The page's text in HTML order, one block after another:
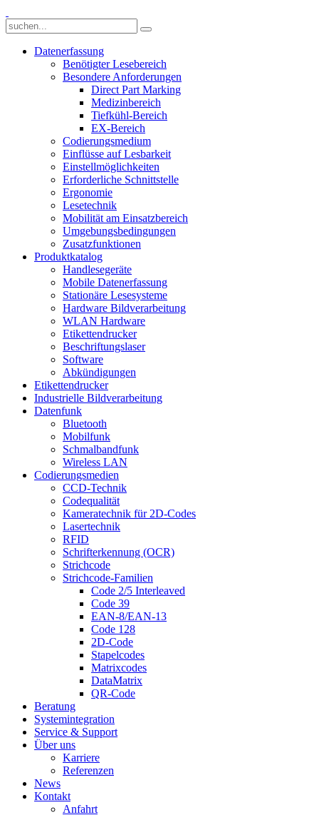
Datenerfassung
Benötigter Lesebereich
Besondere Anforderungen
Direct Part Marking
Medizinbereich
Tiefkühl-Bereich
EX-Bereich
Codierungsmedium
Einflüsse auf Lesbarkeit
Einstellmöglichkeiten
Erforderliche Schnittstelle
Ergonomie
Lesetechnik
Mobilität am Einsatzbereich
Umgebungsbedingungen
Zusatzfunktionen
Produktkatalog
Handlesegeräte
Mobile Datenerfassung
Stationäre Lesesysteme
Hardware Bildverarbeitung
WLAN Hardware
Etikettendrucker
Beschriftungslaser
Software
Abkündigungen
Etikettendrucker
Industrielle Bildverarbeitung
Datenfunk
Bluetooth
Mobilfunk
Schmalbandfunk
Wireless LAN
Codierungs­medien
CCD-Technik
Codequalität
Kameratechnik für 2D-Codes
Lasertechnik
RFID
Schrifterkennung (OCR)
Strichcode
Strichcode-Familien
Code 2/5 Interleaved
Code 39
EAN-8/EAN-13
Code 128
2D-Code
Stapelcodes
Matrixcodes
DataMatrix
QR-Code
Beratung
System­integration
Service & Support
Über uns
Karriere
Referenzen
News
Kontakt
Anfahrt